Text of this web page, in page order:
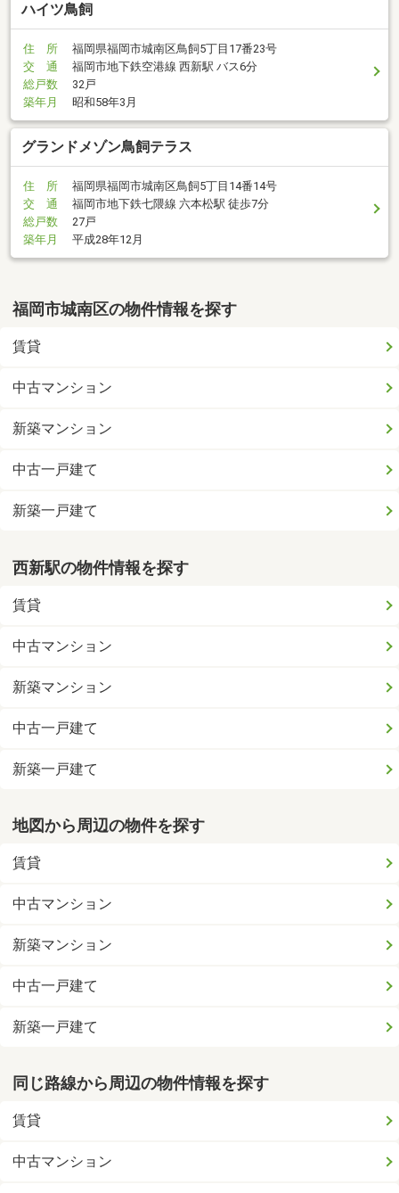
ハイツ鳥飼
住 所
福岡県福岡市城南区鳥飼5丁目17番23号
交 通
福岡市地下鉄空港線 西新駅 バス6分
総戸数
32戸
築年月
昭和58年3月
グランドメゾン鳥飼テラス
住 所
福岡県福岡市城南区鳥飼5丁目14番14号
交 通
福岡市地下鉄七隈線 六本松駅 徒歩7分
総戸数
27戸
築年月
平成28年12月
福岡市城南区の物件情報を探す
賃貸
中古マンション
新築マンション
中古一戸建て
新築一戸建て
西新駅の物件情報を探す
賃貸
中古マンション
新築マンション
中古一戸建て
新築一戸建て
地図から周辺の物件を探す
賃貸
中古マンション
新築マンション
中古一戸建て
新築一戸建て
同じ路線から周辺の物件情報を探す
賃貸
中古マンション